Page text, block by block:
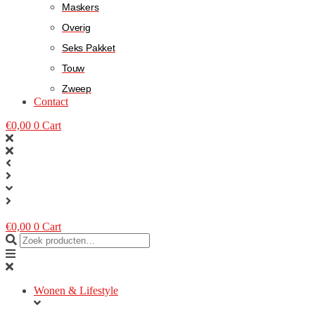
Maskers
Overig
Seks Pakket
Touw
Zweep
Contact
€0,00 0 Cart
€0,00 0 Cart
Wonen & Lifestyle